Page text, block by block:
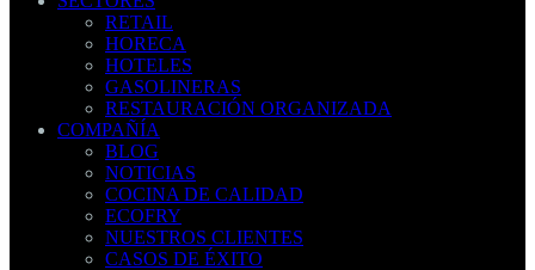
RETAIL
HORECA
HOTELES
GASOLINERAS
RESTAURACIÓN ORGANIZADA
COMPAÑÍA
BLOG
NOTICIAS
COCINA DE CALIDAD
ECOFRY
NUESTROS CLIENTES
CASOS DE ÉXITO